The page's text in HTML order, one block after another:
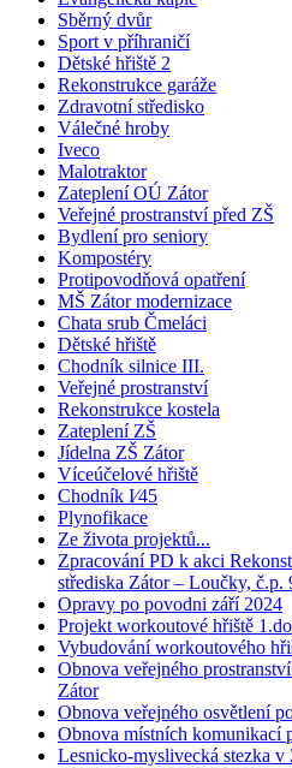
Sběrný dvůr
Sport v příhraničí
Dětské hřiště 2
Rekonstrukce garáže
Zdravotní středisko
Válečné hroby
Iveco
Malotraktor
Zateplení OÚ Zátor
Veřejné prostranství před ZŠ
Bydlení pro seniory
Kompostéry
Protipovodňová opatření
MŠ Zátor modernizace
Chata srub Čmeláci
Dětské hřiště
Chodník silnice III.
Veřejné prostranství
Rekonstrukce kostela
Zateplení ZŠ
Jídelna ZŠ Zátor
Víceúčelové hřiště
Chodník I⁄45
Plynofikace
Ze života projektů...
Zpracování PD k akci
střediska Zátor – Loučky, č.p.
Opravy po povodni září 2024
Projekt workoutové hřiště
Vybudování workoutového
Obnova veřejného
Zátor
Obnova veřejného osvětlení
Obnova místních komunikací
Lesnicko-myslivecká stezka v